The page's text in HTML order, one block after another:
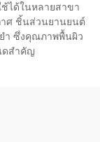
ได้ในหลายสาขา
ศ ชิ้นส่วนยานยนต์
ำ ซึ่งคุณภาพพื้นผิว
ดสำคัญ